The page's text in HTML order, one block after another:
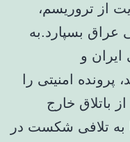
از تروریسم،
عراق بسپارد.به
ایران و
امنیتی را
باتلاق خارج
به تلافی شکست در